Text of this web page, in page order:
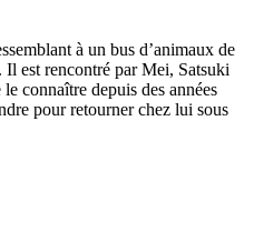
à un bus d’animaux de
est rencontré par Mei, Satsuki
connaître depuis des années
pour retourner chez lui sous